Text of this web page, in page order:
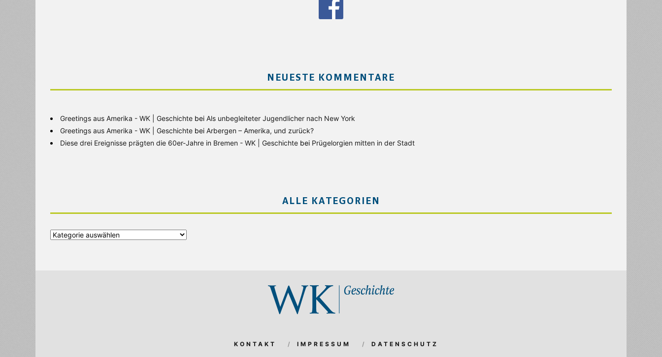
NEUESTE KOMMENTARE
Greetings aus Amerika - WK | Geschichte bei Als unbegleiteter Jugendlicher nach New York
Greetings aus Amerika - WK | Geschichte bei Arbergen – Amerika, und zurück?
Diese drei Ereignisse prägten die 60er-Jahre in Bremen - WK | Geschichte bei Prügelorgien mitten in der Stadt
ALLE KATEGORIEN
Alle
KONTAKT IMPRESSUM DATENSCHUTZ